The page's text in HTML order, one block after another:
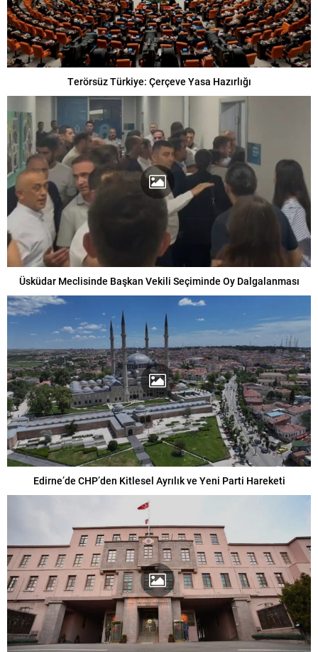
Terörsüz Türkiye: Çerçeve Yasa Hazırlığı
Üsküdar Meclisinde Başkan Vekili Seçiminde Oy Dalgalanması
Edirne’de CHP’den Kitlesel Ayrılık ve Yeni Parti Hareketi